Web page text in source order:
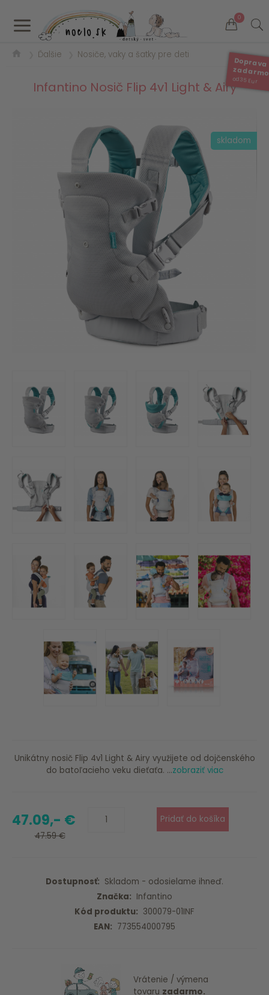
a 0
Doprava
od 35 Eur
Ďalšie Nosiče, vaky a šatky pre deti
Infantino Nosič Flip 4v1 Light & Airy
skladom
Unikátny nosič Flip 4v1 Light & Airy využijete od dojčenského
do batoľacieho veku dieťaťa. ...zobraziť viac
47.09,- €
47.59 €
Dostupnosť: Skladom - odosielame ihneď.
Značka: Infantino
Kód produktu: 300079-01INF
EAN: 773554000795
Vrátenie / výmena
tovaru zadarmo.